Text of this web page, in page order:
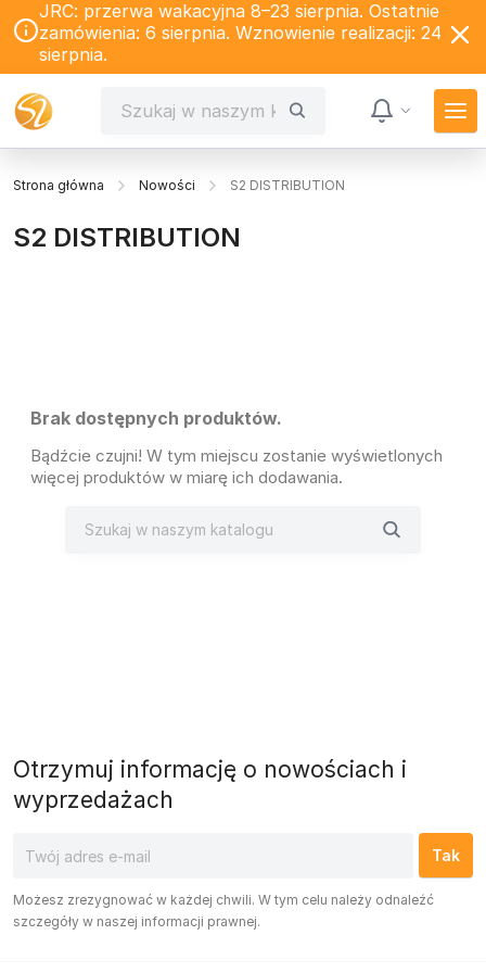
JRC: przerwa wakacyjna 8–23 sierpnia. Ostatnie
zamówienia: 6 sierpnia. Wznowienie realizacji: 24
sierpnia.
Strona główna Nowości S2 DISTRIBUTION
S2 DISTRIBUTION
Brak dostępnych produktów.
Bądźcie czujni! W tym miejscu zostanie wyświetlonych
więcej produktów w miarę ich dodawania.
Otrzymuj informację o nowościach i
wyprzedażach
Możesz zrezygnować w każdej chwili. W tym celu należy odnaleźć
szczegóły w naszej informacji prawnej.